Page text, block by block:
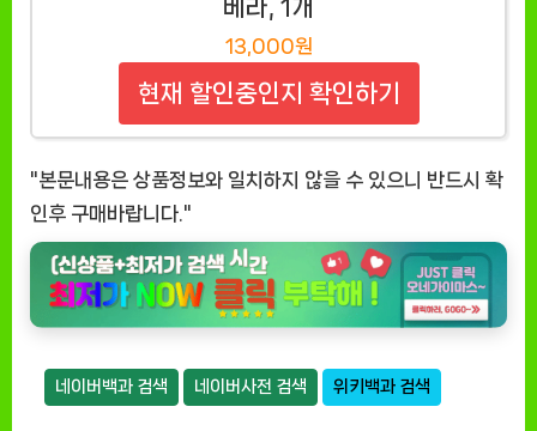
베라, 1개
13,000원
현재 할인중인지 확인하기
"본문내용은 상품정보와 일치하지 않을 수 있으니 반드시 확
인후 구매바랍니다."
네이버백과 검색 네이버사전 검색 위키백과 검색